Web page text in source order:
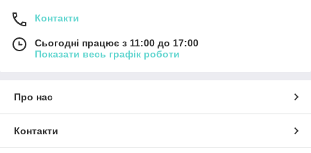
Контакти
Сьогодні працює з 11:00 до 17:00
Показати весь графік роботи
Про нас
Контакти